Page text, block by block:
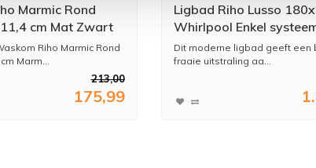
Marmic Rond
cm Mat Zwart
Riho Marmic Rond
Marm...
213,00
175,99
Ligbad Riho Lusso
Whirlpool Enkel
Dit moderne ligbad geeft een
fraaie uitstraling aa...